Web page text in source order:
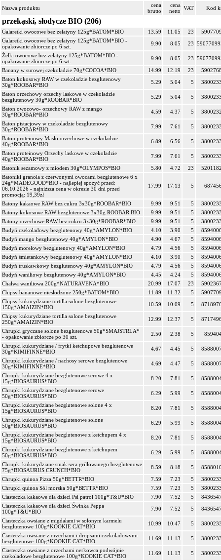
Nazwa produktu
cena
brutto
cena
netto VAT Kod
przekąski, słodycze BIO (206)
Galaretki owocowe bez żelatyny 125g*BATOM*BIO 13.59 11.05 23
Galaretki owocowe bez żelatyny 125g*BATOM*BIO -
opakowanie zbiorcze po 6 szt.
9.90 8.05 23
Żelki owocowe bez żelatyny 125g*BATOM*BIO -
opakowanie zbiorcze po 6 szt.
9.90 8.05 23
Banany w surowej czekoladzie 70g*COCOA*BIO
14.99 12.19 23
Baton kokosowy RAW w czekoladzie bezglutenowy
30g*ROOBAR*BIO
5.29 5.04 5
Baton orzechowy orzechy laskowe w czekoladzie
bezglutenowy 30g*ROOBAR*BIO
5.29 5.04 5
Baton owocowo- orzechowy RAW z mango
30g*ROOBAR*BIO
4.59 4.37 5
Baton pistacjowy w czekoladzie bezglutenowy
30g*ROOBAR*BIO
7.99 7.61 5
Baton proteinowy Masło orzechowe w czekoladzie
40g*ROOBAR*BIO
6.89 6.56 5
Baton proteinowy Orzechy laskowe w czekoladzie
40g*ROOBAR*BIO
7.99 7.61 5
Batonik sezamowy z miodem 30g*OLYMPOS*BIO
5.80 4.72 23
Batoniki granola z czerwonymi owocami bezglutenowe 6 x
24g*MADEGOOD*BIO - najlepiej spożyć przed:
06.10.2026 - najniższa cena w okresie 30 dni przed
promocją: 19,39zł
17.99 17.13 5
Batony kakaowe RAW bez cukru 3x30g*ROOBAR*BIO 9.99 9.51 5
Batony kokosowe RAW bezglutenowe 3x30g ROOBAR BIO
9.99 9.51 5
Batony orzechowe RAW bez cukru 3x30g*ROOBAR*BIO
9.99 9.51 5
Budyń czekoladowy bezglutenowy 40g*AMYLON*BIO
4.10 3.90 5
Budyń mango bezglutenowy 40g*AMYLON*BIO
4.90 4.67 5
Budyń morelowy bezglutenowy 40g*AMYLON*BIO
4.79 4.56 5
Budyń śmietankowy bezglutenowy 40g*AMYLON*BIO
4.10 3.90 5
Budyń truskawkowy bezglutenowy 40g*AMYLON*BIO
4.79 4.56 5
Budyń waniliowy bezglutenowy 40g*AMYLON*BIO
4.45 4.24 5
Chałwa waniliowa 200g*NATURAVENA*BIO
20.99 17.07 23
Chipsy bananowe niesłodzone 250g*BATOM*BIO
11.89 11.32 5
Chipsy kukurydziane tortilla solone bezglutenowe
150g*AMAIZIN*BIO
10.59 10.09 5
Chipsy kukurydziane tortilla solone bezglutenowe
250g*AMAIZIN*BIO
12.99 12.37 5
Chrupki gryczane solone bezglutenowe 50g*SMAJSTRLA*
- opakowanie zbiorcze po 30 szt.
2.50 2.38 5
Chrupki kukurydziane / frytki ketchupowe bezglutenowe
30g*KIMIFINNE*BIO
4.67 4.45 5
Chrupki kukurydziane / nachosy serowe bezglutenowe
30g*KIMIFINNE*BIO
4.69 4.47 5
Chrupki kukurydziane bezglutenowe serowe 4 x
15g*BIOSAURUS*BIO
8.20 7.81 5
Chrupki kukurydziane bezglutenowe serowe
50g*BIOSAURUS*BIO
6.29 5.99 5
Chrupki kukurydziane bezglutenowe solone 4 x
15g*BIOSAURUS*BIO
8.20 7.81 5
Chrupki kukurydziane bezglutenowe solone
50g*BIOSAURUS*BIO
6.29 5.99 5
Chrupki kukurydziane bezglutenowe z ketchupem 4 x
15g*BIOSAURUS*BIO
8.20 7.81 5
Chrupki kukurydziane bezglutenowe z ketchupem
50g*BIOSAURUS*BIO
6.29 5.99 5
Chrupki kukurydziane smak sera grillowanego bezglutenowe
75g*BIOSAURUS CRUNCH*BIO
8.59 8.18 5
Chrupki quinoa Pizza 50g*BETTR*BIO
7.59 7.23 5
Chrupki quinoa Sól morska 50g*BETTR*BIO
7.59 7.23 5
Ciasteczka kakaowe dla dzieci Psi patrol 100g*T&U*BIO
7.90 7.52 5
Ciasteczka kakaowe dla dzieci Świnka Peppa
100g*T&U*BIO
7.90 7.52 5
Ciasteczka owsiane z migdałami w solonym karmelu
bezglutenowe 100g*KOOKIE CAT*BIO
10.99 10.47 5
Ciasteczka owsiane z orzechami i dropsami czekoladowymi
bezglutenowe 100g*KOOKIE CAT*BIO
11.69 11.13 5
Ciasteczka owsiane z orzechami nerkowca podwójnie
czekoladowe bezglutenowe 100g*KOOKIE CAT*BIO
11.69 11.13 5